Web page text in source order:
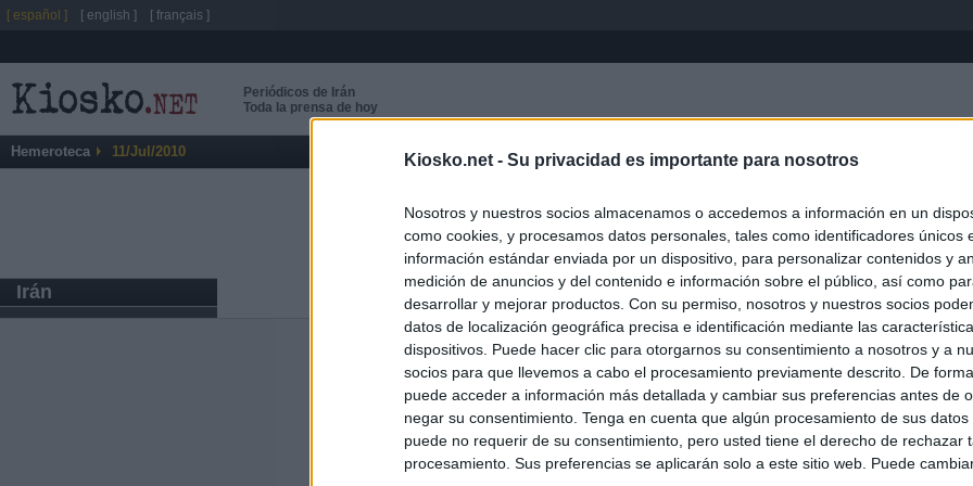
Kiosko.net - Su privacidad es importante para nosotros
Nosotros y nuestros socios almacenamos o accedemos a información en un
como cookies, y procesamos datos personales, tales como identificadores únicos
información estándar enviada por un dispositivo, para personalizar contenidos y
medición de anuncios y del contenido e información sobre el público, así como
desarrollar y mejorar productos. Con su permiso, nosotros y nuestros socios
datos de localización geográfica precisa e identificación mediante las
dispositivos. Puede hacer clic para otorgarnos su consentimiento a nosotros y a
socios para que llevemos a cabo el procesamiento previamente descrito. De
puede acceder a información más detallada y cambiar sus preferencias antes de
negar su consentimiento. Tenga en cuenta que algún procesamiento de sus
puede no requerir de su consentimiento, pero usted tiene el derecho de rechazar
procesamiento. Sus preferencias se aplicarán solo a este sitio web. Puede
Periódicos de Irán
Toda la prensa de hoy
Hemeroteca 11/Jul/2010 Inicio
Irán
Últimas noticias
El Gobierno da un ultimátum a Italia: o levanta los controles a viajeros de
España o adoptará "medidas proporcionales"
Italia rechaza el ultimátum del Gobierno y mantiene los controles a viajeros de
del
[ español ] [ english ] [ français ]